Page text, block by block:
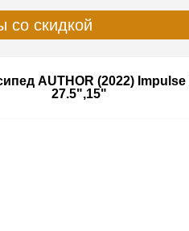
со скидкой
AUTHOR (2022) Impulse II
27.5",15"